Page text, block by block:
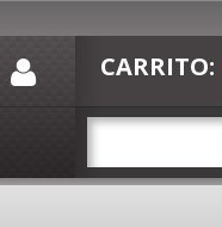
CARRITO: